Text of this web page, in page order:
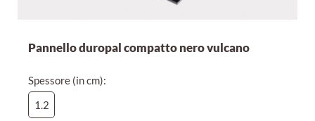
Pannello duropal compatto nero vulcano
Spessore (in cm):
1.2